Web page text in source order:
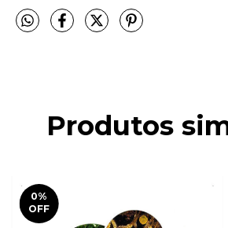
Produtos
0%
OFF